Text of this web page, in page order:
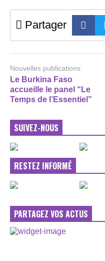
Partager
Nouvelles publications
Le Burkina Faso
accueille le panel “Le
Temps de l’Essentiel”
SUIVEZ-NOUS
RESTEZ INFORMÉ
PARTAGEZ VOS ACTUS